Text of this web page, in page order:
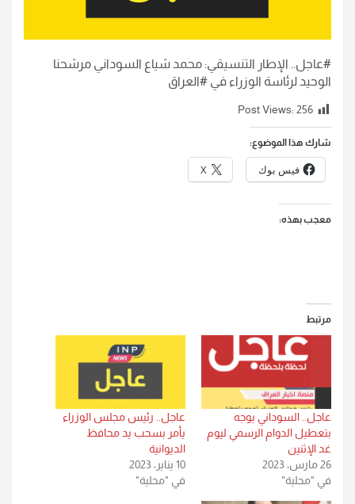
#عاجل.. الإطار التنسيقي: محمد شياع السوداني مرشحنا
الوحيد لرئاسة الوزراء في #العراق
Post Views: 256
شارك هذا الموضوع:
فيس بوك X
معجب بهذه:
مرتبط
عاجل.. السوداني يوجه
بتعطيل الدوام الرسمي ليوم
غد الإثنين
26 مارس، 2023
في "محلية"
عاجل.. رئيس مجلس الوزراء
يأمر بسحب يد محافظ
الديوانية
10 يناير، 2023
في "محلية"